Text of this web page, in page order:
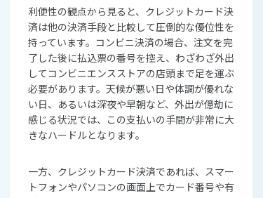
利便性の観点から見ると、クレジットカード決
済は他の決済手段と比較して圧倒的な優位性を
持っています。コンビニ決済の場合、注文を完
了した後に払込票の番号を控え、わざわざ外出
してコンビニエンスストアの店頭まで足を運ぶ
必要があります。天候が悪い日や体調が優れな
い日、あるいは深夜や早朝など、外出が億劫に
感じる状況では、この支払いの手間が非常に大
きなハードルとなります。
一方、クレジットカード決済であれば、スマー
トフォンやパソコンの画面上でカード番号や有